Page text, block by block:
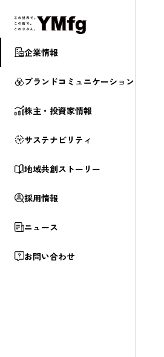
企業情報
ブランドコミュニケーション
株主・投資家情報
サステナビリティ
地域共創ストーリー
採用情報
ニュース
お問い合わせ